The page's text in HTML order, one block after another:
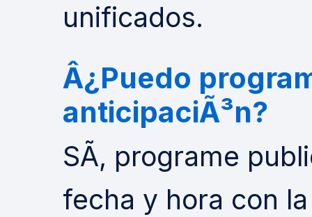
unificados.
Â¿Puedo
anticipaciÃ³n?
SÃ­, programe
fecha y hora con